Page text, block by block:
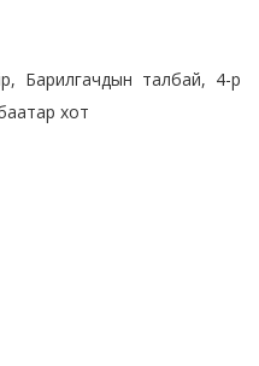
Барилгачдын талбай, 4-р
хот